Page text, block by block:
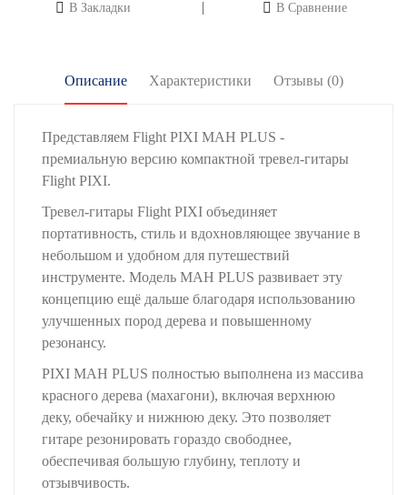
В Закладки В Сравнение
Описание Характеристики Отзывы (0)
Представляем Flight PIXI MAH PLUS -
премиальную версию компактной тревел-гитары
Flight PIXI.
Тревел-гитары Flight PIXI объединяет
портативность, стиль и вдохновляющее звучание в
небольшом и удобном для путешествий
инструменте. Модель MAH PLUS развивает эту
концепцию ещё дальше благодаря использованию
улучшенных пород дерева и повышенному
резонансу.
PIXI MAH PLUS полностью выполнена из массива
красного дерева (махагони), включая верхнюю
деку, обечайку и нижнюю деку. Это позволяет
гитаре резонировать гораздо свободнее,
обеспечивая большую глубину, теплоту и
отзывчивость.